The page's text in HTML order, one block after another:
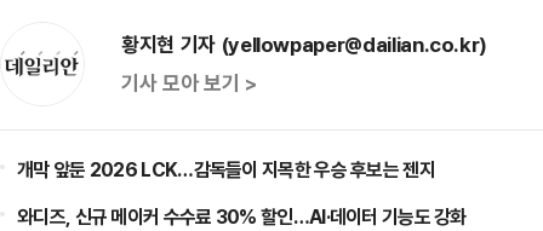
황지현 기자 (yellowpaper@dailian.co.kr)
기사 모아 보기 >
개막 앞둔 2026 LCK…감독들이 지목한 우승 후보는 젠지
와디즈, 신규 메이커 수수료 30% 할인…AI·데이터 기능도 강화